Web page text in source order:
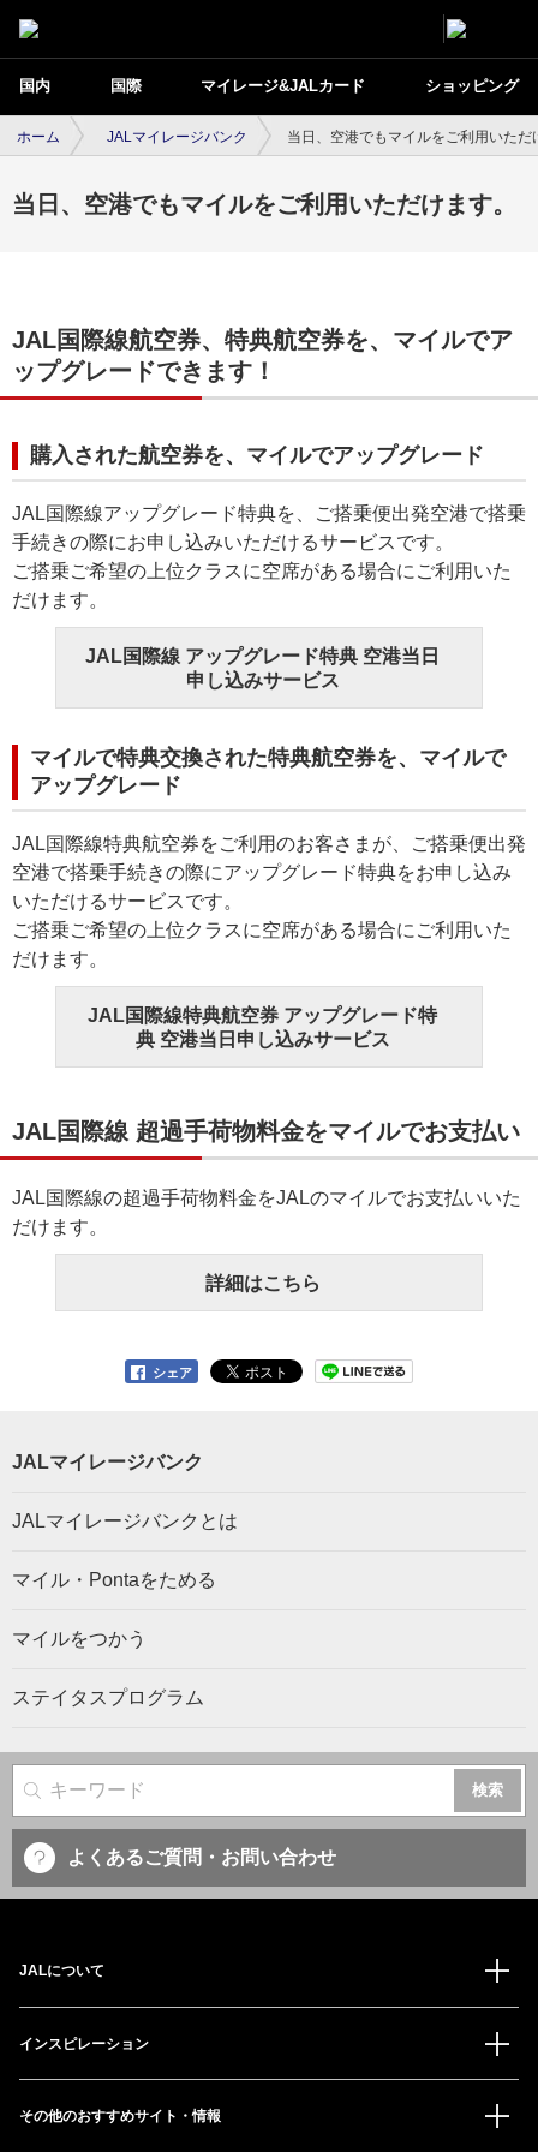
国内 国際 マイレージ&JALカード ショッピング
ホーム JALマイレージバンク 当日、空港でもマイルをご利用いただ
当日、空港でもマイルをご利用いただけます。
JAL国際線航空券、特典航空券を、マイルでア
ップグレードできます！
購入された航空券を、マイルでアップグレード
JAL国際線アップグレード特典を、ご搭乗便出発空港で搭乗
手続きの際にお申し込みいただけるサービスです。
ご搭乗ご希望の上位クラスに空席がある場合にご利用いた
だけます。
JAL国際線 アップグレード特典 空港当日
申し込みサービス
マイルで特典交換された特典航空券を、マイルで
アップグレード
JAL国際線特典航空券をご利用のお客さまが、ご搭乗便出発
空港で搭乗手続きの際にアップグレード特典をお申し込み
いただけるサービスです。
ご搭乗ご希望の上位クラスに空席がある場合にご利用いた
だけます。
JAL国際線特典航空券 アップグレード特
典 空港当日申し込みサービス
JAL国際線 超過手荷物料金をマイルでお支払い
JAL国際線の超過手荷物料金をJALのマイルでお支払いいた
だけます。
詳細はこちら
シェア
JALマイレージバンク
JALマイレージバンクとは
マイル・Pontaをためる
マイルをつかう
ステイタスプログラム
サイト内検索
よくあるご質問・お問い合わせ
JALについて
インスピレーション
その他のおすすめサイト・情報